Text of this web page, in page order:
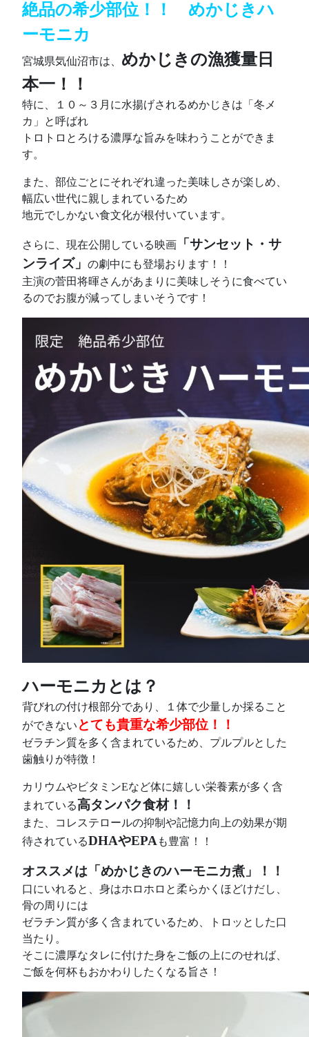
絶品の希少部位！！ めかじきハ
ーモニカ
宮城県気仙沼市は、 めかじきの漁獲量日
本一！！
特に、１０～３月に水揚げされるめかじきは「冬メ
カ」と呼ばれ
トロトロとろける濃厚な旨みを味わうことができま
す。
また、部位ごとにそれぞれ違った美味しさが楽しめ、
幅広い世代に親しまれているため
地元でしかない食文化が根付いています。
さらに、現在公開している映画
「サンセット・サ
ンライズ」 の劇中にも登場おります！！
主演の菅田将暉さんがあまりに美味しそうに食べてい
るのでお腹が減ってしまいそうです！
ハーモニカとは？
背びれの付け根部分であり、１体で少量しか採ること
ができない とても貴重な希少部位！！
ゼラチン質を多く含まれているため、プルプルとした
歯触りが特徴​！
カリウムやビタミンEなど体に嬉しい栄養素が多く含
まれている高タンパク食材！！
また、コレステロールの抑制や記憶力向上の効果が期
待されているDHAやEPAも豊富！！
オススメは「めかじきのハーモニカ煮」！！
口にいれると、身はホロホロと柔らかくほどけだし、
骨の周りには
ゼラチン質が多く含まれているため、トロッとした口
当たり。
そこに濃厚なタレに付けた身をご飯の上にのせれば、
ご飯を何杯もおかわりしたくなる旨さ！